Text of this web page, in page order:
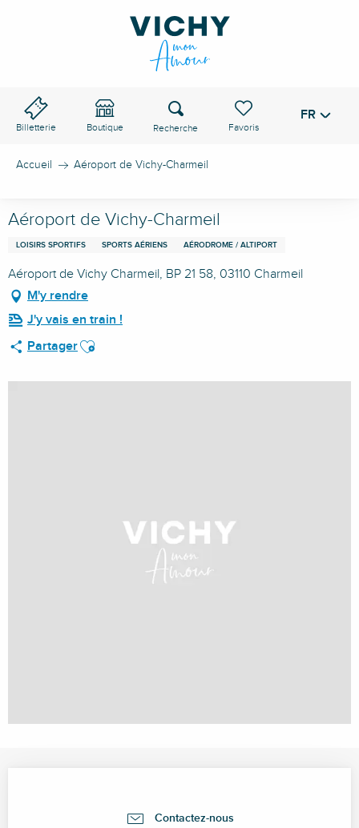
Billetterie Boutique
Voir les favoris
Recherche FR
Accueil Aéroport de Vichy-Charmeil
Aéroport de Vichy-Charmeil
LOISIRS SPORTIFS SPORTS AÉRIENS AÉRODROME / ALTIPORT
Aéroport de Vichy Charmeil, BP 21 58, 03110 Charmeil
M'y rendre
J'y vais en train !
PartagerAjouter aux favoris
Contactez-nous